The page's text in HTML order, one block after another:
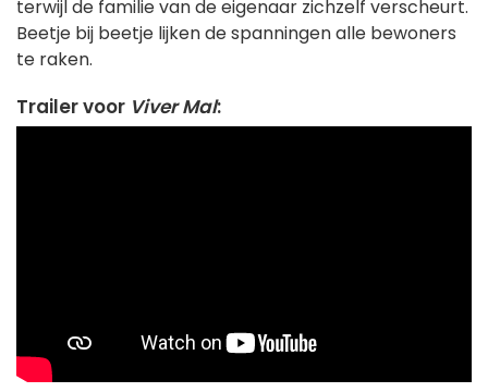
terwijl de familie van de eigenaar zichzelf verscheurt.
Beetje bij beetje lijken de spanningen alle bewoners
te raken.
Trailer voor Viver Mal: